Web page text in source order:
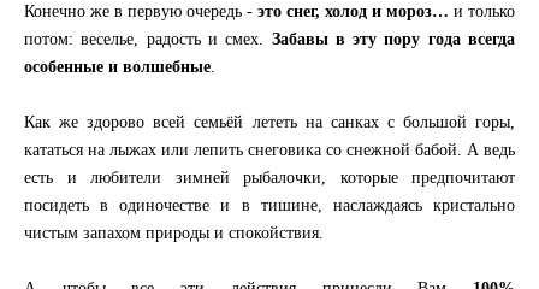
Конечно же в первую очередь - это снег, холод и мороз… и только
потом: веселье, радость и смех. Забавы в эту пору года всегда
особенные и волшебные
Как же здорово всей семьёй лететь на санках с большой горы,
кататься на лыжах или лепить снеговика со снежной бабой. А ведь
есть и любители зимней рыбалочки, которые предпочитают
посидеть в одиночестве и в тишине, наслаждаясь кристально
чистым запахом природы и спокойствия.